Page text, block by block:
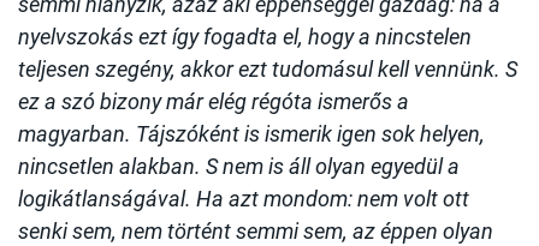
nyelvszokás ezt így fogadta el, hogy a nincstelen
teljesen szegény, akkor ezt tudomásul kell vennünk. S
ez a szó bizony már elég régóta ismerős a
magyarban. Tájszóként is ismerik igen sok helyen,
nincsetlen alakban. S nem is áll olyan egyedül a
logikátlanságával. Ha azt mondom: nem volt ott
senki sem, nem történt semmi sem, az éppen olyan